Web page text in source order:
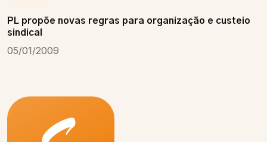
PL propõe novas regras para organização e custeio
sindical
05/01/2009